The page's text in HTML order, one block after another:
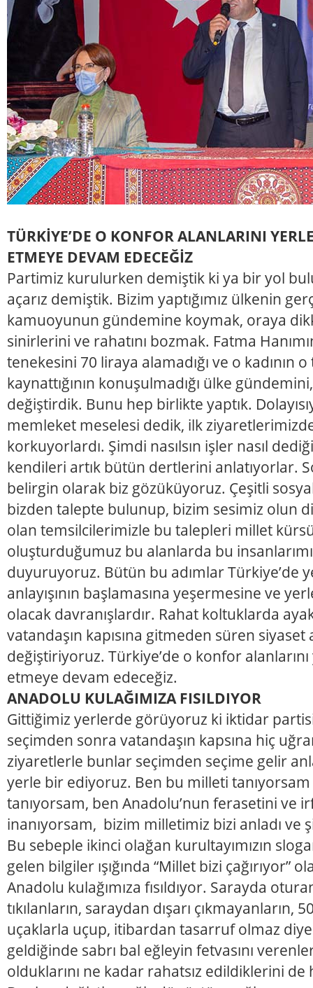
TÜRKİYE’DE O KONFOR ALANLARINI
ETMEYE DEVAM EDECEĞİZ
Partimiz kurulurken demiştik ki ya bir yol
açarız demiştik. Bizim yaptığımız ülkenin
kamuoyunun gündemine koymak, oraya
sinirlerini ve rahatını bozmak. Fatma
tenekesini 70 liraya alamadığı ve o kadının
kaynattığının konuşulmadığı ülke
değiştirdik. Bunu hep birlikte yaptık.
memleket meselesi dedik, ilk
korkuyorlardı. Şimdi nasılsın işler nasıl
kendileri artık bütün dertlerini anlatıyorlar.
belirgin olarak biz gözüküyoruz. Çeşitli
bizden talepte bulunup, bizim sesimiz olun
olan temsilcilerimizle bu talepleri millet
oluşturduğumuz bu alanlarda bu
duyuruyoruz. Bütün bu adımlar Türkiye’de
anlayışının başlamasına yeşermesine ve
olacak davranışlardır. Rahat koltuklarda
vatandaşın kapısına gitmeden süren siyaset
değiştiriyoruz. Türkiye’de o konfor
etmeye devam edeceğiz.
ANADOLU KULAĞIMIZA FISILDIYOR
Gittiğimiz yerlerde görüyoruz ki iktidar
seçimden sonra vatandaşın kapsına hiç
ziyaretlerle bunlar seçimden seçime gelir
yerle bir ediyoruz. Ben bu milleti
tanıyorsam, ben Anadolu’nun ferasetini ve
inanıyorsam, bizim milletimiz bizi anladı ve
Bu sebeple ikinci olağan kurultayımızın
gelen bilgiler ışığında “Millet bizi çağırıyor”
Anadolu kulağımıza fısıldıyor. Sarayda
tıkılanların, saraydan dışarı çıkmayanların,
uçaklarla uçup, itibardan tasarruf olmaz
geldiğinde sabrı bal eğleyin fetvasını
olduklarını ne kadar rahatsız edildiklerini